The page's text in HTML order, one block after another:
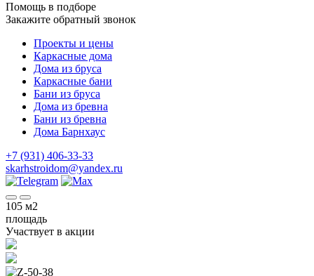
Помощь в подборе
Закажите обратный звонок
Проекты и цены
Каркасные дома
Дома из бруса
Каркасные бани
Бани из бруса
Дома из бревна
Бани из бревна
Дома Барнхаус
+7 (931) 406-33-33
skarhstroidom@yandex.ru
105 м2
площадь
Участвует в акции